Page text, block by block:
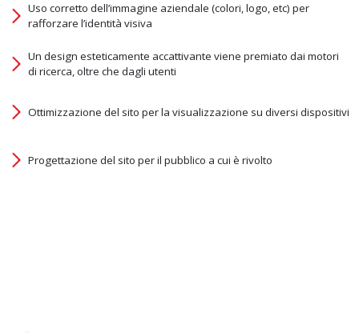
Uso corretto dell’immagine aziendale (colori, logo, etc) per
rafforzare l’identità visiva
Un design esteticamente accattivante viene premiato dai motori
di ricerca, oltre che dagli utenti
Ottimizzazione del sito per la visualizzazione su diversi dispositivi
Progettazione del sito per il pubblico a cui è rivolto